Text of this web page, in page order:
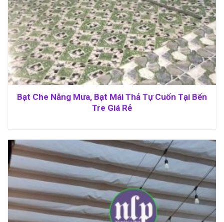
Bạt Che Nắng Mưa, Bạt Mái Thả Tự Cuốn Tại Bến
Tre Giá Rẻ